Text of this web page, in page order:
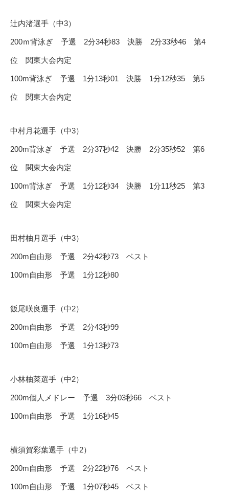
辻内渚選手（中3）
200ｍ背泳ぎ 予選 2分34秒83 決勝 2分33秒46 第4
位 関東大会内定
100m背泳ぎ 予選 1分13秒01 決勝 1分12秒35 第5
位 関東大会内定
中村月花選手（中3）
200m背泳ぎ 予選 2分37秒42 決勝 2分35秒52 第6
位 関東大会内定
100m背泳ぎ 予選 1分12秒34 決勝 1分11秒25 第3
位 関東大会内定
田村柚月選手（中3）
200m自由形 予選 2分42秒73 ベスト
100m自由形 予選 1分12秒80
飯尾咲良選手（中2）
200m自由形 予選 2分43秒99
100m自由形 予選 1分13秒73
小林柚菜選手（中2）
200m個人メドレー 予選 3分03秒66 ベスト
100m自由形 予選 1分16秒45
横須賀彩葉選手（中2）
200m自由形 予選 2分22秒76 ベスト
100m自由形 予選 1分07秒45 ベスト